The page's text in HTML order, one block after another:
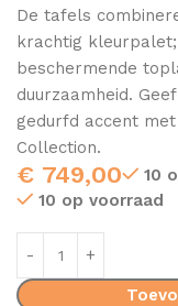
De tafels
krachtig
beschermende
duurzaamheid.
gedurfd accent
Collection.
€ 749,00
10
10 op voorraad